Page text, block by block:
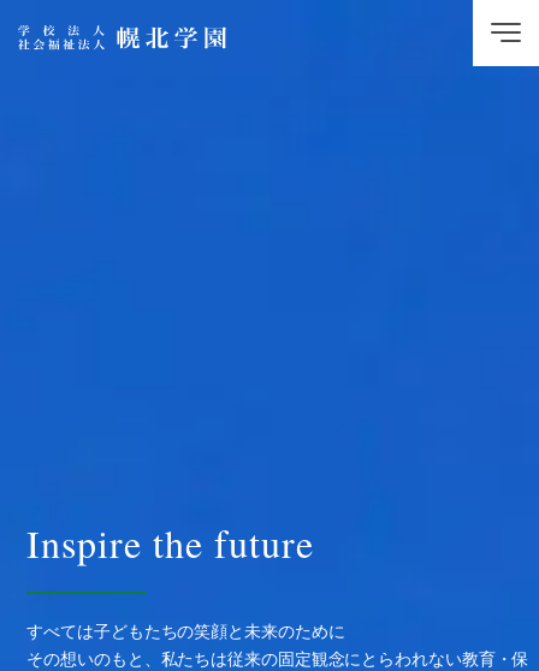
Inspire the future
すべては子どもたちの笑顔と未来のために
その想いのもと、私たちは従来の固定観念にとらわれない教育・保